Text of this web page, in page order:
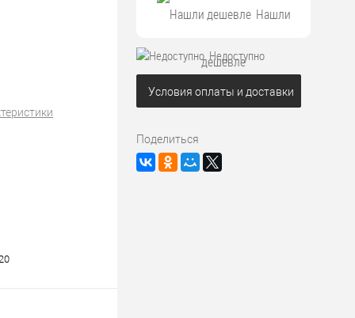
Нашли
дешевле
Недоступно
Условия оплаты и доставки
Поделиться